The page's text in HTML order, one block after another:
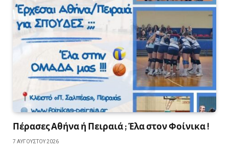
Πέρασες Αθήνα ή Πειραιά ; Έλα στον Φοίνικα !
7 ΑΥΓΟΎΣΤΟΥ 2026